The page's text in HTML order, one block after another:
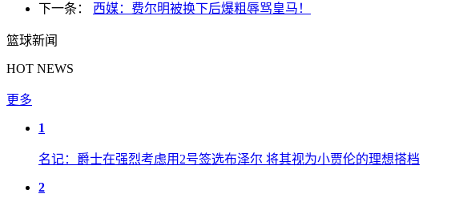
下一条：
西媒：费尔明被换下后爆粗辱骂皇马！
篮球新闻
HOT NEWS
更多
1
名记：爵士在强烈考虑用2号签选布泽尔 将其视为小贾伦的理想搭档
2